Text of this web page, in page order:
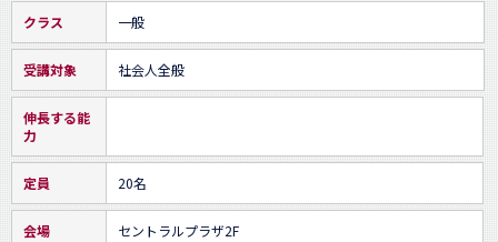
クラス 一般
受講対象 社会人全般
伸長する能
力
定員 20名
会場 セントラルプラザ2F